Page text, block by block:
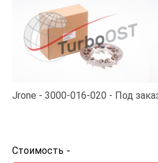
Jrone 3000-016-020 Под
Стоимость -